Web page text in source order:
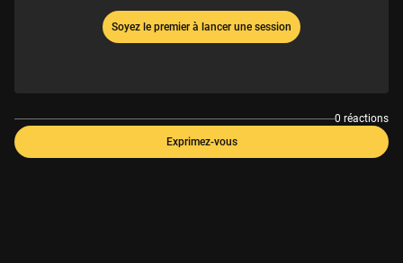
Soyez le premier à lancer une session
0 réactions
Exprimez-vous